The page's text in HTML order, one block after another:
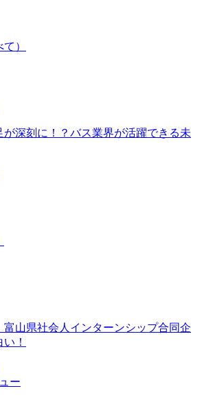
て）
が深刻に！？バス業界が活躍できる未
富山県社会人インターンシップ合同企
！
ー